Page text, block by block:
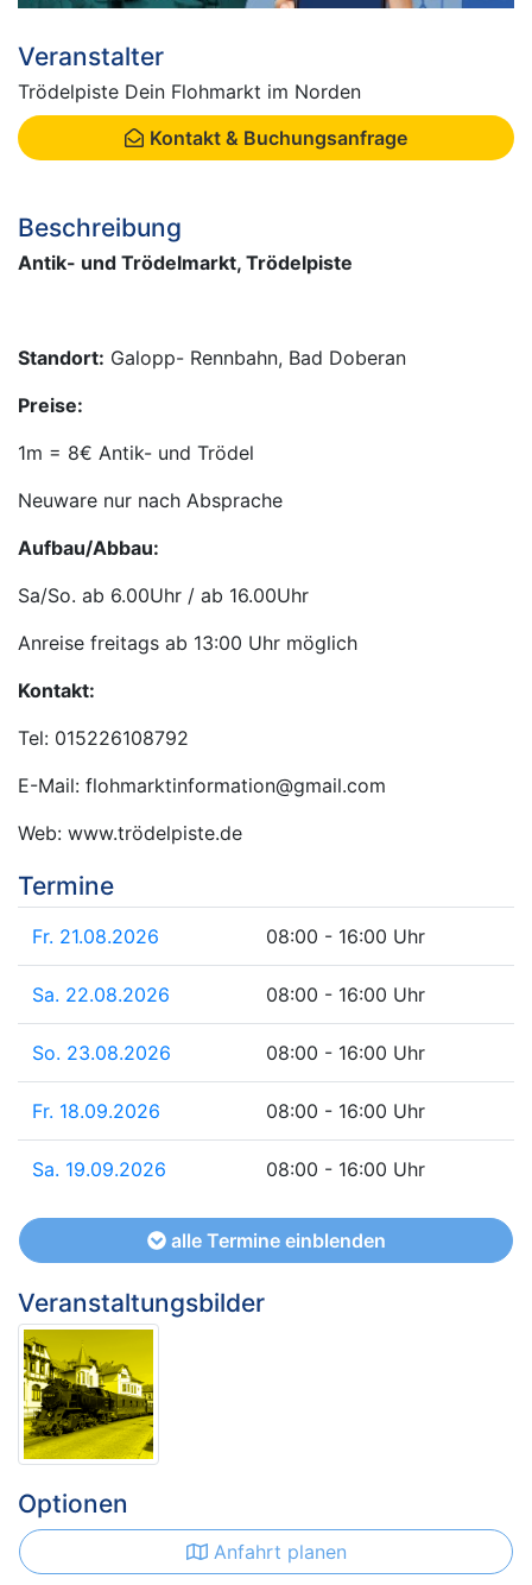
Veranstalter
Trödelpiste Dein Flohmarkt im Norden
Kontakt & Buchungsanfrage
Beschreibung
Antik- und Trödelmarkt, Trödelpiste
Standort: Galopp- Rennbahn, Bad Doberan
Preise:
1m = 8€ Antik- und Trödel
Neuware nur nach Absprache
Aufbau/Abbau:
Sa/So. ab 6.00Uhr / ab 16.00Uhr
Anreise freitags ab 13:00 Uhr möglich
Kontakt:
Tel: 015226108792
E-Mail: flohmarktinformation@gmail.com
Web: www.trödelpiste.de
Termine
Fr. 21.08.2026 08:00 - 16:00 Uhr
Sa. 22.08.2026 08:00 - 16:00 Uhr
So. 23.08.2026 08:00 - 16:00 Uhr
Fr. 18.09.2026 08:00 - 16:00 Uhr
Sa. 19.09.2026 08:00 - 16:00 Uhr
alle Termine einblenden
Veranstaltungsbilder
Optionen
Anfahrt planen